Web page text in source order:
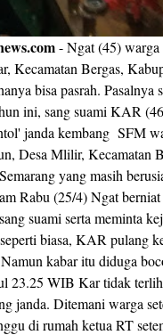
- Ngat (45)
Kecamatan Bergas,
bisa pasrah. Pasalnya
ini, sang suami KAR
janda kembang SFM
Desa Mlilir, Kecamatan
yang masih
Rabu (25/4) Ngat
suami serta meminta
biasa, KAR pulang
kabar itu diduga
23.25 WIB Kar tidak
janda. Ditemani warga
di rumah ketua RT